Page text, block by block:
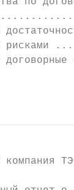
компания